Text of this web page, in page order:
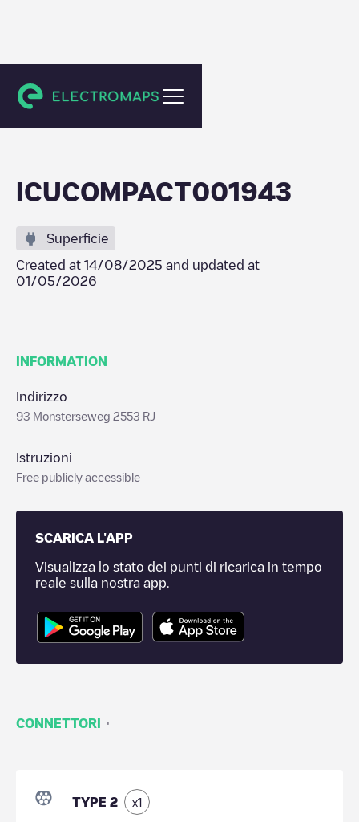
Den Haag
ICUCOMPACT001943
Superficie
Created at 14/08/2025 and updated at
01/05/2026
INFORMATION
Indirizzo
93 Monsterseweg 2553 RJ
Istruzioni
Free publicly accessible
SCARICA L'APP
Visualizza lo stato dei punti di ricarica in tempo
reale sulla nostra app.
CONNETTORI ·
TYPE 2 x1